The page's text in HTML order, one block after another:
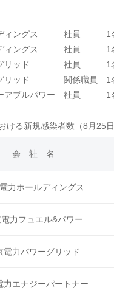
ィングス 社員 1名（
ィングス 社員 1名（
グリッド 社員 1名（
リッド 関係職員 1名（
アブルパワー 社員 1名
ける新規感染者数（8月25日
会 社 名
力ホールディングス
力フュエル&パワー
電力パワーグリッド
力エナジーパートナー